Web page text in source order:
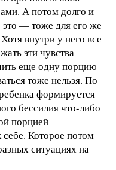
А потом долго и
это — тоже для его же
внутри у него все
эти чувства
еще одну порцию
тоже нельзя. По
формируется
бессилия что-либо
порцией
себе. Которое потом
ситуациях на